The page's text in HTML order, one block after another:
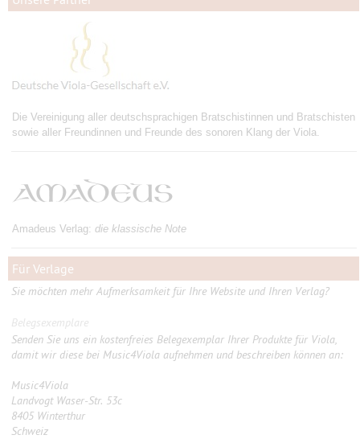
Die Vereinigung aller deutschsprachigen Bratschistinnen und Bratschisten
sowie aller Freundinnen und Freunde des sonoren Klang der Viola.
Amadeus Verlag:die klassische Note
Für Verlage
Sie möchten mehr Aufmerksamkeit für Ihre Website und Ihren Verlag?
Belegsexemplare
Senden Sie uns ein kostenfreies Belegexemplar Ihrer Produkte für Viola,
damit wir diese bei Music4Viola aufnehmen und beschreiben können an:
Music4Viola
Landvogt Waser-Str. 53c
8405 Winterthur
Schweiz